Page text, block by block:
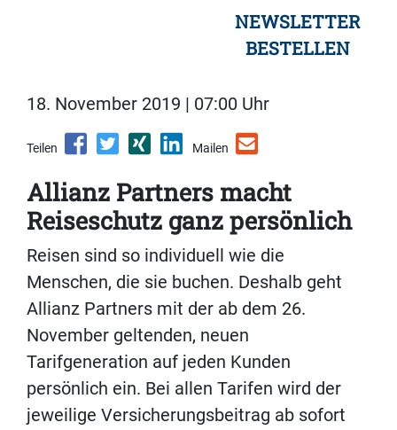
NEWSLETTER
BESTELLEN
18. November 2019 | 07:00 Uhr
Teilen Mailen
Allianz Partners macht
Reiseschutz ganz persönlich
Reisen sind so individuell wie die
Menschen, die sie buchen. Deshalb geht
Allianz Partners mit der ab dem 26.
November geltenden, neuen
Tarifgeneration auf jeden Kunden
persönlich ein. Bei allen Tarifen wird der
jeweilige Versicherungsbeitrag ab sofort